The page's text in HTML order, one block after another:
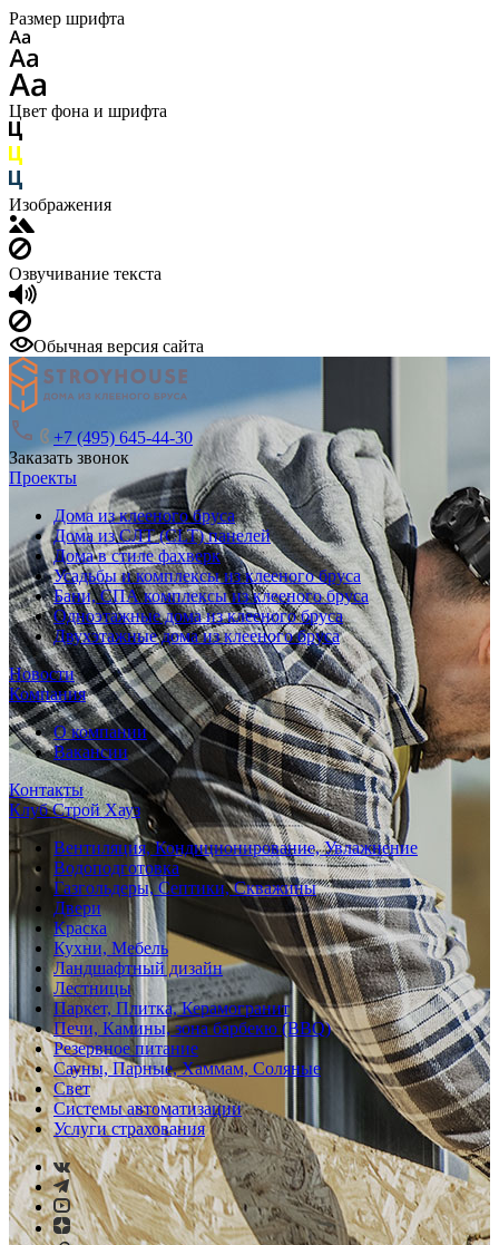
Размер шрифта
Цвет фона и шрифта
Изображения
Озвучивание текста
Обычная версия сайта
+7 (495) 645-44-30
Заказать звонок
Проекты
Дома из клееного бруса
Дома из СЛТ (CLT) панелей
Дома в стиле фахверк
Усадьбы и комплексы из клееного бруса
Бани, СПА комплексы из клееного бруса
Одноэтажные дома из клееного бруса
Двухэтажные дома из клееного бруса
Новости
Компания
О компании
Вакансии
Контакты
Клуб Строй Хауз
Вентиляция, Кондиционирование, Увлажнение
Водоподготовка
Газгольдеры, Септики, Скважины
Двери
Краска
Кухни, Мебель
Ландшафтный дизайн
Лестницы
Паркет, Плитка, Керамогранит
Печи, Камины, зона барбекю (BBQ)
Резервное питание
Сауны, Парные, Хаммам, Соляные
Свет
Системы автоматизации
Услуги страхования